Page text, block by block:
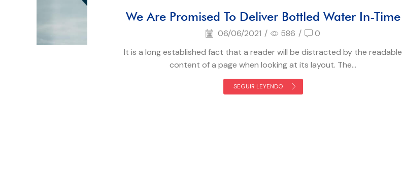
We Are Promised To Deliver Bottled Water In-Time
06/06/2021 / 586 /
0
It is a long established fact that a reader will be distracted by the readable
content of a page when looking at its layout. The...
SEGUIR LEYENDO